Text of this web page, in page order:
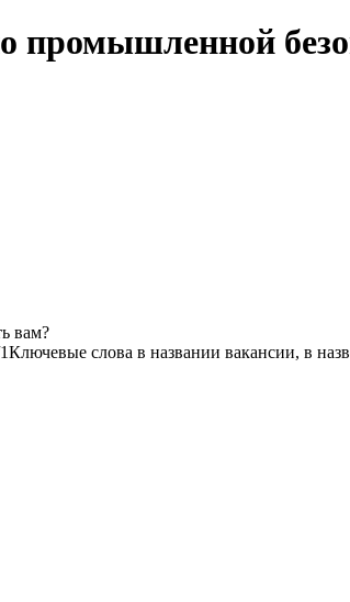
промышленной
вам?
Ключевые слова в названии вакансии, в